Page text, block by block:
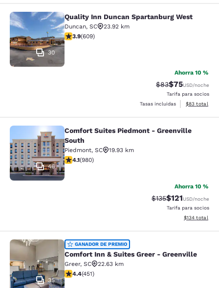
Quality Inn Duncan Spartanburg
30
Quality Inn Duncan Spartanburg West
Duncan, SC
23.92 km
Calificación de 3.89 estrellas. Bueno. 609 reseñas
3.9(609)
Ahorra 10 %
Tarifa tachada:
$83Tarifa
$75USD/noche
Tarifa para socios
Tasas incluidas
Ver detalles
$83 total
Comfort Suites Piedmont -
46
Comfort Suites Piedmont - Greenville
South
Piedmont, SC
19.93 km
Calificación de 4.07 estrellas. Muy bueno. 980 reseñas
4.1(980)
Ahorra 10 %
Tarifa tachada:
$135Tarifa reducida:
$121USD/noche
Tarifa para socios
Ver detalles
$134 total
Comfort Inn & Suites Greer -
35
GANADOR DE PREMIO
Comfort Inn & Suites Greer - Greenville
Greer, SC
22.63 km
Calificación de 4.37 estrellas. Excelente. 451 reseñas
4.4(451)